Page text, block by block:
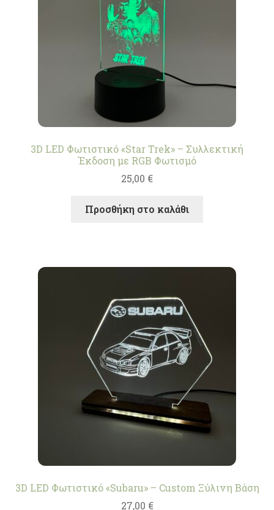
3D LED Φωτιστικό «Star Trek» – Συλλεκτική
Έκδοση με RGB Φωτισμό
25,00 €
Προσθήκη στο καλάθι
3D LED Φωτιστικό «Subaru» – Custom Ξύλινη Βάση
27,00 €